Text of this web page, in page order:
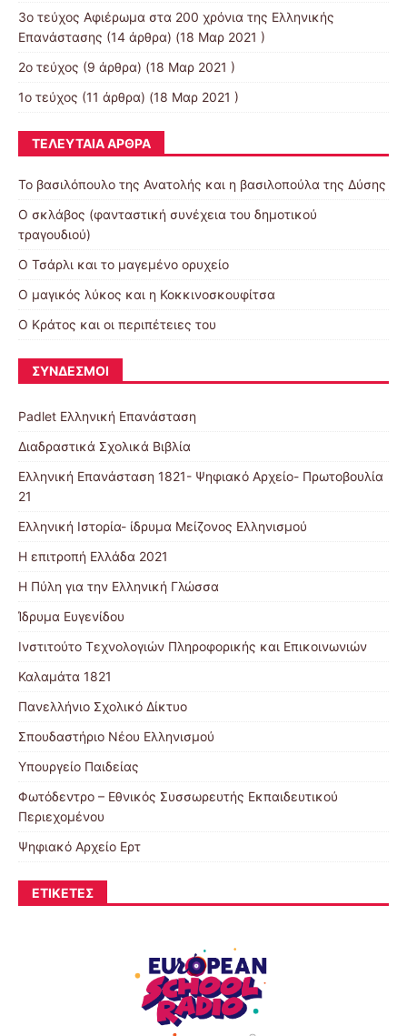
3o τεύχος Αφιέρωμα στα 200 χρόνια της Ελληνικής
Επανάστασης (14 άρθρα) (18 Μαρ 2021 )
2ο τεύχος (9 άρθρα) (18 Μαρ 2021 )
1ο τεύχος (11 άρθρα) (18 Μαρ 2021 )
ΤΕΛΕΥΤΑΊΑ ΆΡΘΡΑ
Το βασιλόπουλο της Ανατολής και η βασιλοπούλα της Δύσης
Ο σκλάβος (φανταστική συνέχεια του δημοτικού
τραγουδιού)
Ο Τσάρλι και το μαγεμένο ορυχείο
Ο μαγικός λύκος και η Κοκκινοσκουφίτσα
Ο Κράτος και οι περιπέτειες του
ΣΎΝΔΕΣΜΟΙ
Padlet Ελληνική Επανάσταση
Διαδραστικά Σχολικά Βιβλία
Ελληνική Επανάσταση 1821- Ψηφιακό Αρχείο- Πρωτοβουλία
21
Ελληνική Ιστορία- ίδρυμα Μείζονος Ελληνισμού
Η επιτροπή Ελλάδα 2021
Η Πύλη για την Ελληνική Γλώσσα
Ίδρυμα Ευγενίδου
Ινστιτούτο Τεχνολογιών Πληροφορικής και Επικοινωνιών
Καλαμάτα 1821
Πανελλήνιο Σχολικό Δίκτυο
Σπουδαστήριο Νέου Ελληνισμού
Υπουργείο Παιδείας
Φωτόδεντρο – Εθνικός Συσσωρευτής Εκπαιδευτικού
Περιεχομένου
Ψηφιακό Αρχείο Ερτ
ΕΤΙΚΈΤΕΣ